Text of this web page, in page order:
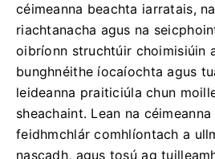
céimeanna beachta iarratais,
riachtanacha agus na
oibríonn struchtúir choimisiúin
bunghnéithe íocaíochta agus
leideanna praiticiúla chun
sheachaint. Lean na
feidhmchlár comhlíontach a
nascadh, agus tosú ag